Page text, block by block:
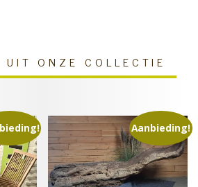
UIT ONZE COLLECTIE
Aanbieding!